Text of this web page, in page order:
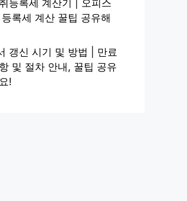
등록세 계산기 | 오피스
록세 계산 꿀팁 공유해
갱신 시기 및 방법 | 만료
및 절차 안내, 꿀팁 공유
!